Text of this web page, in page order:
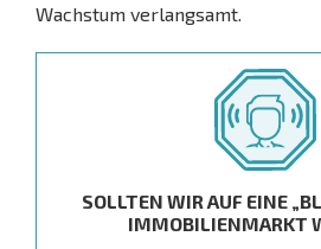
Wachstum verlangsamt.
SOLLTEN WIR AUF EINE
IMMOBILIENMARKT